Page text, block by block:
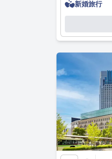
新婚旅行